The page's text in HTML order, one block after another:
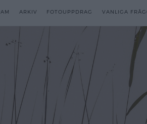
ARKIV FOTOUPPDRAG VANLIGA
ARKIV FOTOUPPDRAG VANLIGA